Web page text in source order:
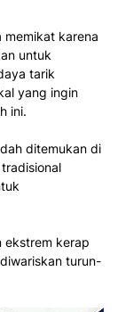
memikat karena
untuk
tarik
yang ingin
ini.
ditemukan di
ekstrem kerap
turun-